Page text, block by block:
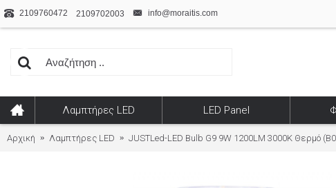
2109760472 2109702003 info@moraitis.com
Λαμπτήρες LED LED Panel
Αρχική Λαμπτήρες LED JUSTLed-LED Bulb G9 9W 1200LM 3000K Θερμό